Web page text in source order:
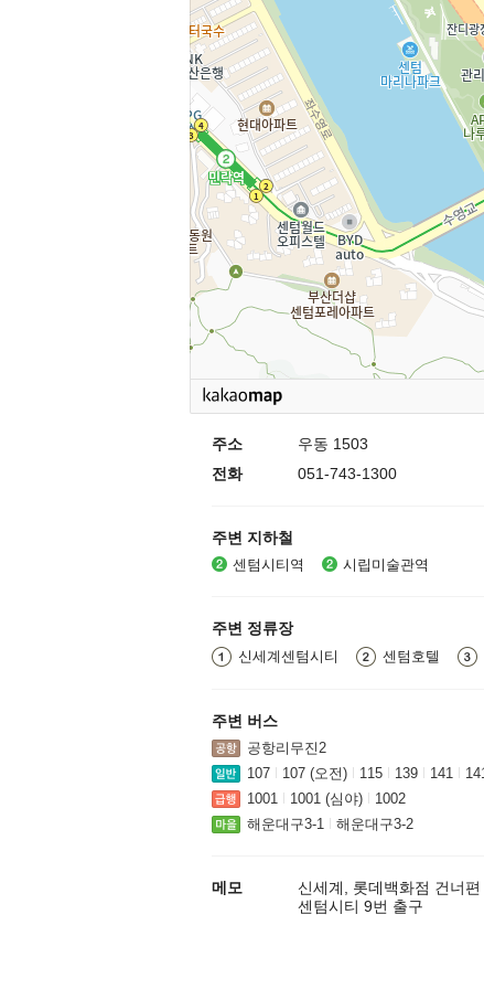
주소
우동 1503
전화
051-743-1300
주변 지하철
센텀시티역 시립미술관역
주변 정류장
신세계센텀시티 센텀호텔
주변 버스
공항리무진2
107
107 (오전) 115 139 141
1001
1001 (심야)
1002
해운대구3-1
해운대구3-2
메모
신세계, 롯데백화점 건너편
센텀시티 9번 출구